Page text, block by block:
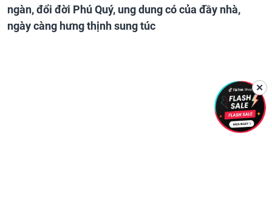
ngàn, đổi đời Phú Quý, ung dung có của đầy nhà,
ngày càng hưng thịnh sung túc
✕